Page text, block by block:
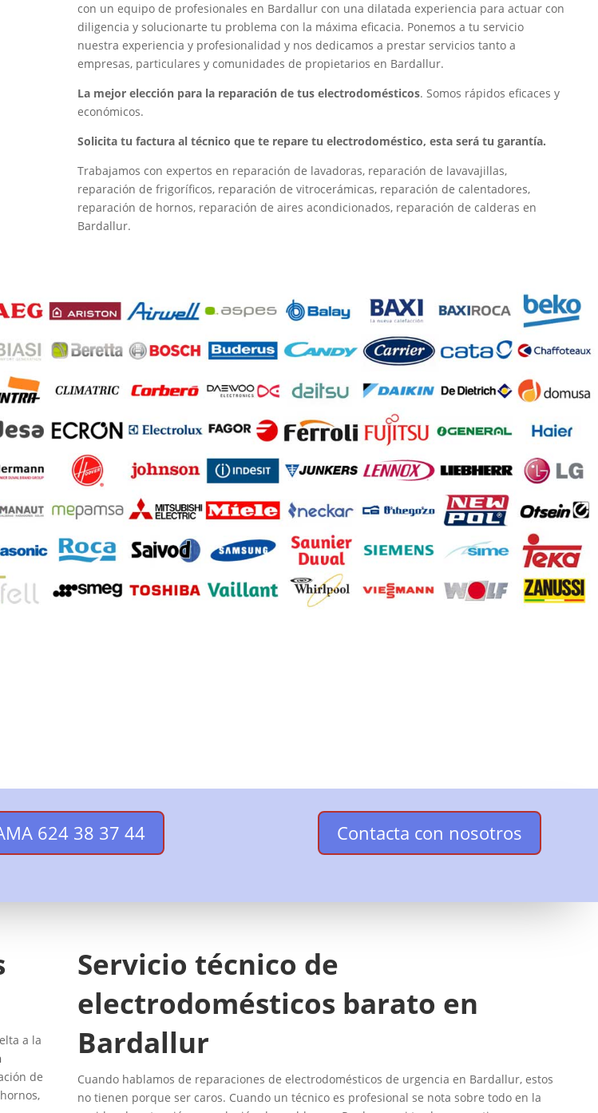
con un equipo de profesionales en Bardallur con una dilatada experiencia para actuar con
diligencia y solucionarte tu problema con la máxima eficacia. Ponemos a tu servicio
nuestra experiencia y profesionalidad y nos dedicamos a prestar servicios tanto a
empresas, particulares y comunidades de propietarios en Bardallur.
La mejor elección para la reparación de tus electrodomésticos. Somos rápidos eficaces y
económicos.
Solicita tu factura al técnico que te repare tu electrodoméstico, esta será tu garantía.
Trabajamos con expertos en reparación de lavadoras, reparación de lavavajillas,
reparación de frigoríficos, reparación de vitrocerámicas, reparación de calentadores,
reparación de hornos, reparación de aires acondicionados, reparación de calderas en
Bardallur.
624 38 37 44 Contacta con nosotros
a la
de
Servicio técnico de
electrodomésticos barato en
Bardallur
Cuando hablamos de reparaciones de electrodomésticos de urgencia en Bardallur, estos
no tienen porque ser caros. Cuando un técnico es profesional se nota sobre todo en la